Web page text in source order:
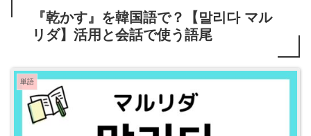
『乾かす』を韓国語で？【말리다 マル
リダ】活用と会話で使う語尾
単語